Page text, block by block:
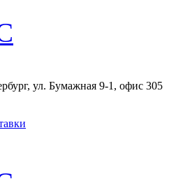
ул. Бумажная 9-1, офис 305